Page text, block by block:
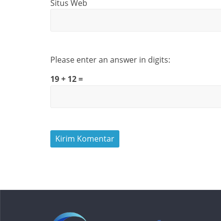
Situs Web
Please enter an answer in digits:
19 + 12 =